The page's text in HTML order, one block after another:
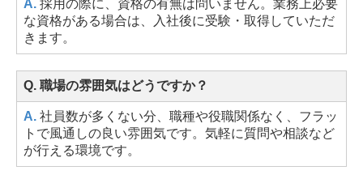
A. 採用の際に、資格の有無は問いません。業務上必要
な資格がある場合は、入社後に受験・取得していただ
きます。
Q. 職場の雰囲気はどうですか？
A. 社員数が多くない分、職種や役職関係なく、フラッ
トで風通しの良い雰囲気です。気軽に質問や相談など
が行える環境です。